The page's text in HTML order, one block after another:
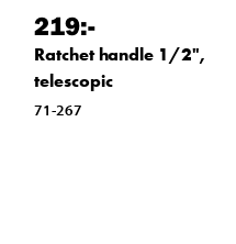
219:-
Ratchet handle 1/2",
telescopic
71-267